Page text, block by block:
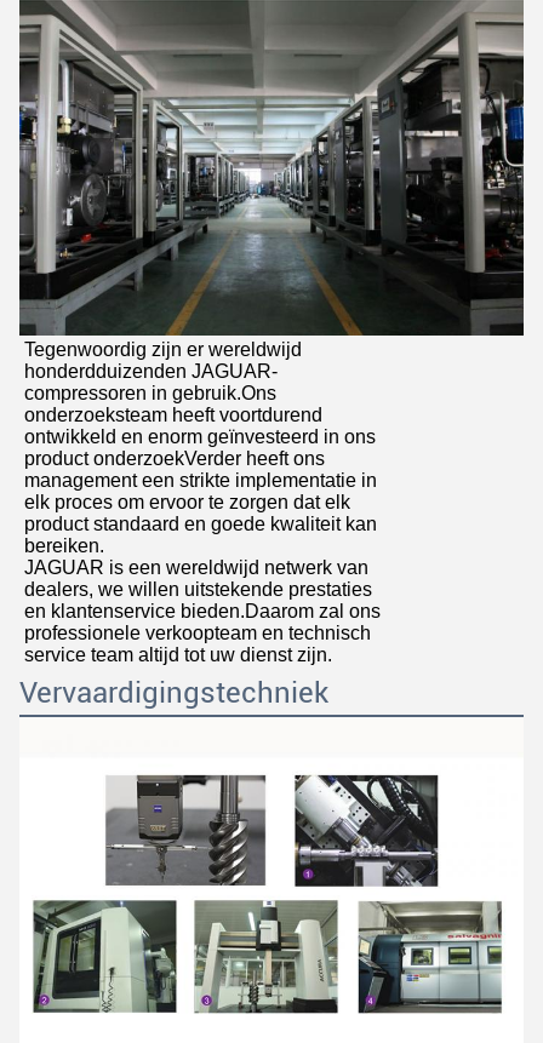
Tegenwoordig zijn er wereldwijd
honderdduizenden JAGUAR-
compressoren in gebruik.Ons
onderzoeksteam heeft voortdurend
ontwikkeld en enorm geïnvesteerd in ons
product onderzoekVerder heeft ons
management een strikte implementatie in
elk proces om ervoor te zorgen dat elk
product standaard en goede kwaliteit kan
bereiken.
JAGUAR is een wereldwijd netwerk van
dealers, we willen uitstekende prestaties
en klantenservice bieden.Daarom zal ons
professionele verkoopteam en technisch
service team altijd tot uw dienst zijn.
Vervaardigingstechniek